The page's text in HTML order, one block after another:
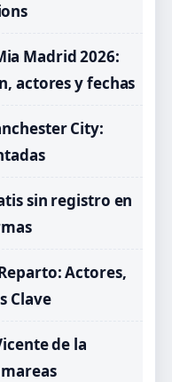
Madrid 2026:
actores y fechas
City:
sin registro en
Actores,
Clave
de la